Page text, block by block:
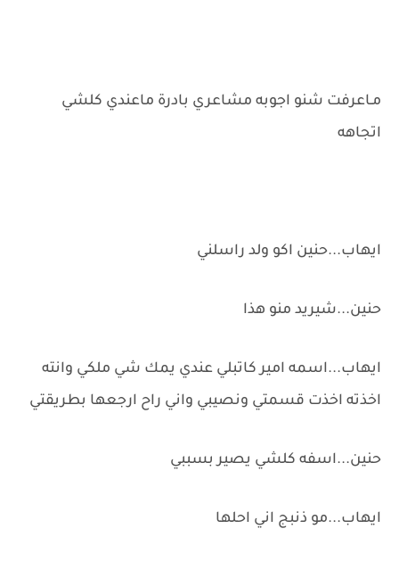
مـاعرفت شنو اجوبه مشاعري بادرة ماعندي كلشي
اتجاهه
ايهاب...حنين اكو ولد راسلني
حنين...شيريد منو هذا
ايهاب...اسمه امير كاتبلي عندي يمك شي ملكي وانته
اخذته اخذت قسمتي ونصيبي واني راح ارجعها بطريقتي
حنين...اسفه كلشي يصير بسببي
ايهاب...مو ذنبج اني احلها